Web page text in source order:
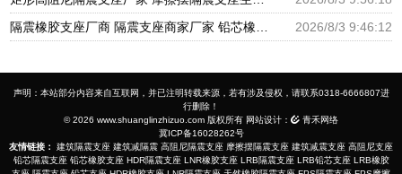
隔震橡胶支座厂商 隔震支座商家厂家 铅芯橡胶抗震支座源头工厂
2026/8/3 9:46:12
声明：本站部分内容来自互联网，并已注明转载来源，若有涉及侵权，请联系0318-6666807进
行删除！
© 2026 www.shuanglinzhizuo.com 版权所有 网站设计：
青禾网络
冀ICP备16028262号
友情链接：
建筑隔震支座 建筑减隔震 高阻尼隔震支座 摩擦摆隔震支座 建筑减震支座 高阻尼支座
铅芯隔震支座 铅芯橡胶支座 HDR隔震支座 LNR橡胶支座 LRB隔震支座 LRB铅芯支座 LRB橡胶